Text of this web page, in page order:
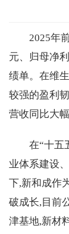
2025年
元、归母净
绩单。在维
较强的盈利
营收同比大
在“十五
业体系建设
下,新和成作
破成长,目前
津基地,新材